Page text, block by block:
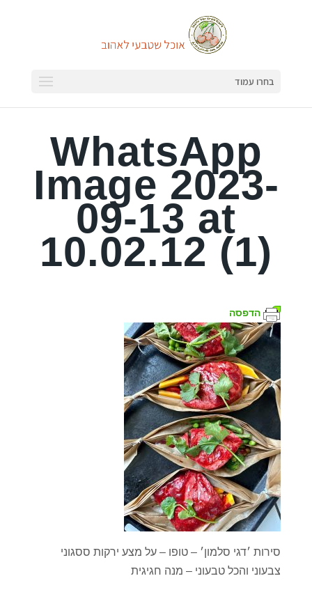
בחרו עמוד
WhatsApp
Image 2023-
09-13 at
10.02.12 (1)
הדפסה
סירות ׳דגי סלמון׳ – טופו – על מצע ירקות ססגוני
צבעוני והכל טבעוני – מנה חגיגית